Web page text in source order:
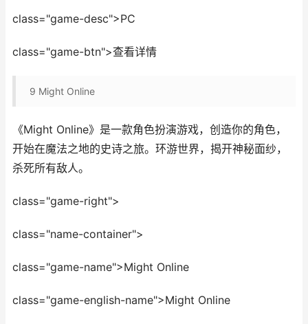
class="game-desc">PC
class="game-btn">查看详情
9 Might Online
《Might Online》是一款角色扮演游戏，创造你的角色，
开始在魔法之地的史诗之旅。环游世界，揭开神秘面纱，
杀死所有敌人。
class="game-right">
class="name-container">
class="game-name">Might Online
class="game-english-name">Might Online